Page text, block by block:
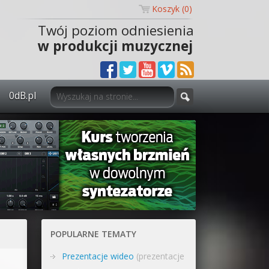
Koszyk (0)
Twój poziom odniesienia
w produkcji muzycznej
0dB.pl
0dB.pl - informacje
Newsletter
Materiały dla mediów
Archiwum aktualności
POPULARNE TEMATY
Prezentacje wideo (prezentacje